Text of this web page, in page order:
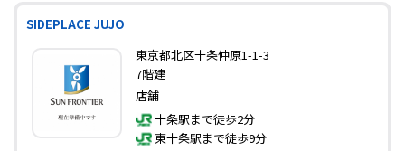
SIDEPLACE JUJO
東京都北区十条仲原1-1-3
7階建
店舗
十条駅まで徒歩2分
東十条駅まで徒歩9分